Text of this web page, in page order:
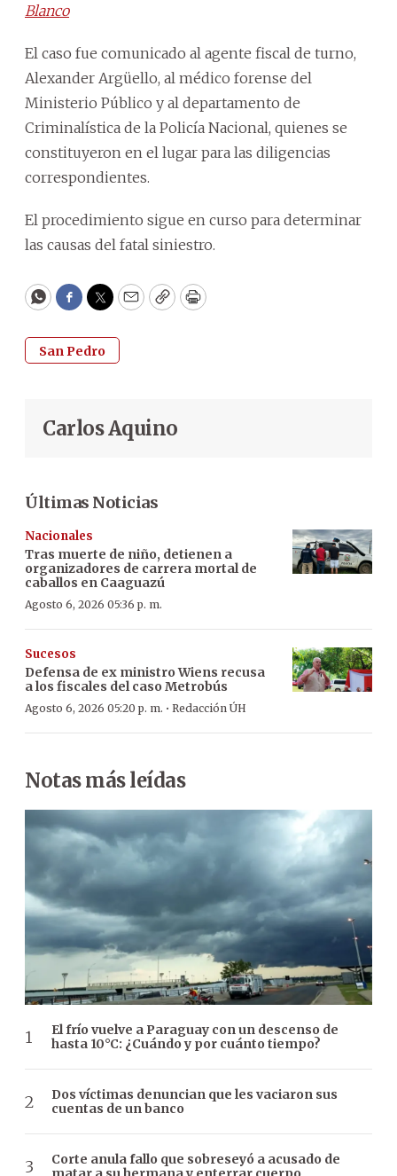
Blanco
El caso fue comunicado al agente fiscal de turno,
Alexander Argüello, al médico forense del
Ministerio Público y al departamento de
Criminalística de la Policía Nacional, quienes se
constituyeron en el lugar para las diligencias
correspondientes.
El procedimiento sigue en curso para determinar
las causas del fatal siniestro.
WhatsApp
Facebook
Twitter
EmailCopyPrint
San Pedro
Carlos Aquino
Últimas Noticias
Nacionales
Tras muerte de niño, detienen a
organizadores de carrera mortal de
caballos en Caaguazú
Agosto 6, 2026 05:36 p. m.
Sucesos
Defensa de ex ministro Wiens recusa
a los fiscales del caso Metrobús
Agosto 6, 2026 05:20 p. m. · Redacción ÚH
Notas más leídas
El frío vuelve a Paraguay con un descenso de
hasta 10°C: ¿Cuándo y por cuánto tiempo?
Dos víctimas denuncian que les vaciaron sus
cuentas de un banco
Corte anula fallo que sobreseyó a acusado de